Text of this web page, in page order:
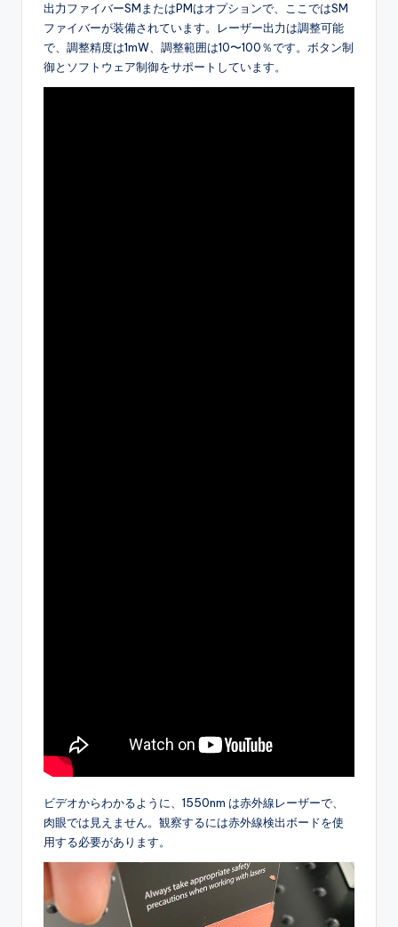
出力ファイバーSMまたはPMはオプションで、ここではSM
ファイバーが装備されています。レーザー出力は調整可能
で、調整精度は1mW、調整範囲は10〜100％です。ボタン制
御とソフトウェア制御をサポートしています。
ビデオからわかるように、1550nm は赤外線レーザーで、
肉眼では見えません。観察するには赤外線検出ボードを使
用する必要があります。